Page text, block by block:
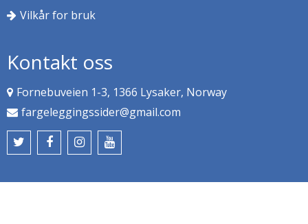
Vilkår for bruk
Kontakt oss
Fornebuveien 1-3, 1366 Lysaker, Norway
fargeleggingssider@gmail.com